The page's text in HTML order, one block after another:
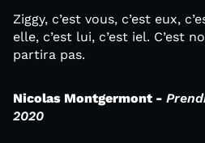
Ziggy, c’est vous, c’est eux,
elle, c’est lui, c’est iel. C’est
partira pas.
Nicolas Montgermont -
2020